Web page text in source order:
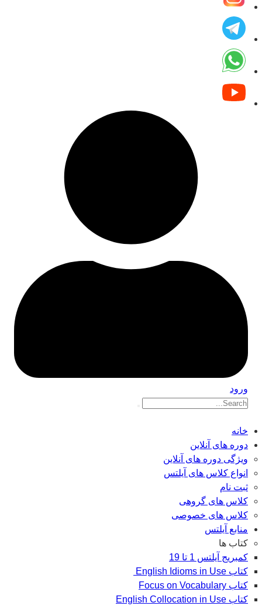
ورود
خانه
دوره های آنلاین
ویژگی دوره های آنلاین
انواع کلاس های آیلتس
ثبت نام
کلاس های گروهی
کلاس های خصوصی
منابع آیلتس
کتاب ها
کمبریج آیلتس 1 تا 19
کتاب English Idioms in Use
کتاب Focus on Vocabulary
کتاب English Collocation in Use